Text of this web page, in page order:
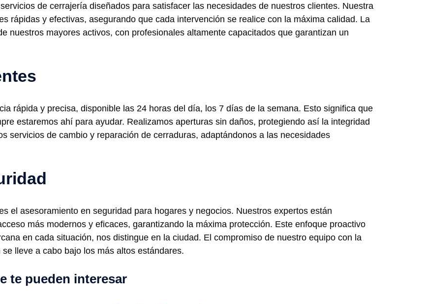
de cerrajería diseñados para satisfacer las necesidades de nuestros clientes. Nuestra
rápidas y efectivas, asegurando que cada intervención se realice con la máxima calidad. La
nuestros mayores activos, con profesionales altamente capacitados que garantizan un
rápida y precisa, disponible las 24 horas del día, los 7 días de la semana. Esto significa que
estaremos ahí para ayudar. Realizamos aperturas sin daños, protegiendo así la integridad
servicios de cambio y reparación de cerraduras, adaptándonos a las necesidades
el asesoramiento en seguridad para hogares y negocios. Nuestros expertos están
más modernos y eficaces, garantizando la máxima protección. Este enfoque proactivo
en cada situación, nos distingue en la ciudad. El compromiso de nuestro equipo con la
lleve a cabo bajo los más altos estándares.
te pueden interesar